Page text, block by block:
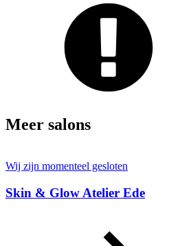
Meer salons
Wij zijn momenteel gesloten
Skin & Glow Atelier Ede